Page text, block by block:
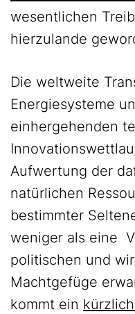
wesentlichen
hierzulande
Die weltweite
Energiesysteme
einhergehenden
Aufwertung der
natürlichen
bestimmter
weniger als eine
politischen und
Machtgefüge
kommt ein